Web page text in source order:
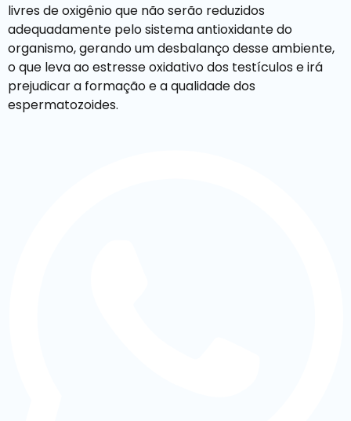
livres de oxigênio que não serão reduzidos
adequadamente pelo sistema antioxidante do
organismo, gerando um desbalanço desse ambiente,
o que leva ao estresse oxidativo dos testículos e irá
prejudicar a formação e a qualidade dos
espermatozoides.